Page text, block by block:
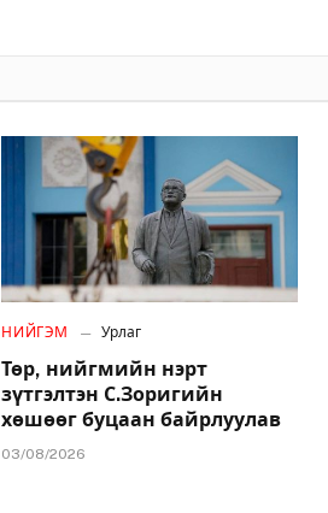
НИЙГЭМ Урлаг
Төр, нийгмийн нэрт
зүтгэлтэн С.Зоригийн
хөшөөг буцаан байрлуулав
03/08/2026